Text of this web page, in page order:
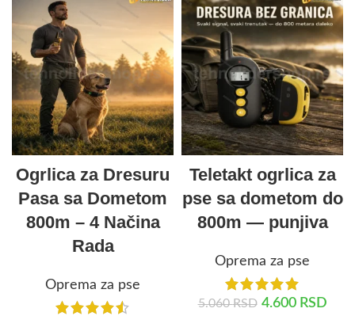
Ogrlica za Dresuru
Pasa sa Dometom
800m – 4 Načina
Rada
Oprema za pse
Teletakt ogrlica za
pse sa dometom do
800m — punjiva
Oprema za pse
5.060RSD 4.600 RSD